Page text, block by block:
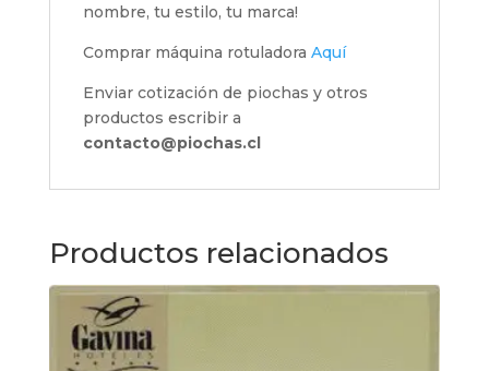
nombre, tu estilo, tu marca!
Comprar máquina rotuladora Aquí
Enviar cotización de piochas y otros
productos escribir a
contacto@piochas.cl
Productos relacionados